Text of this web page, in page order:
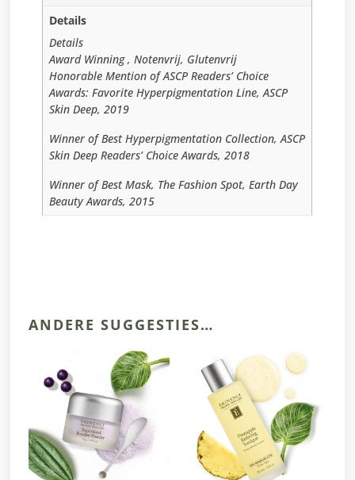
Details
Details
Award Winning , Notenvrij, Glutenvrij
Honorable Mention of ASCP Readers’ Choice
Awards: Favorite Hyperpigmentation Line, ASCP
Skin Deep, 2019
Winner of Best Hyperpigmentation Collection, ASCP
Skin Deep Readers’ Choice Awards, 2018
Winner of Best Mask, The Fashion Spot, Earth Day
Beauty Awards, 2015
ANDERE SUGGESTIES…